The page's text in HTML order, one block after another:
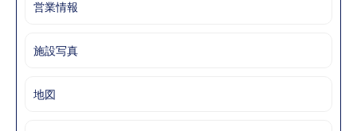
営業情報
施設写真
地図